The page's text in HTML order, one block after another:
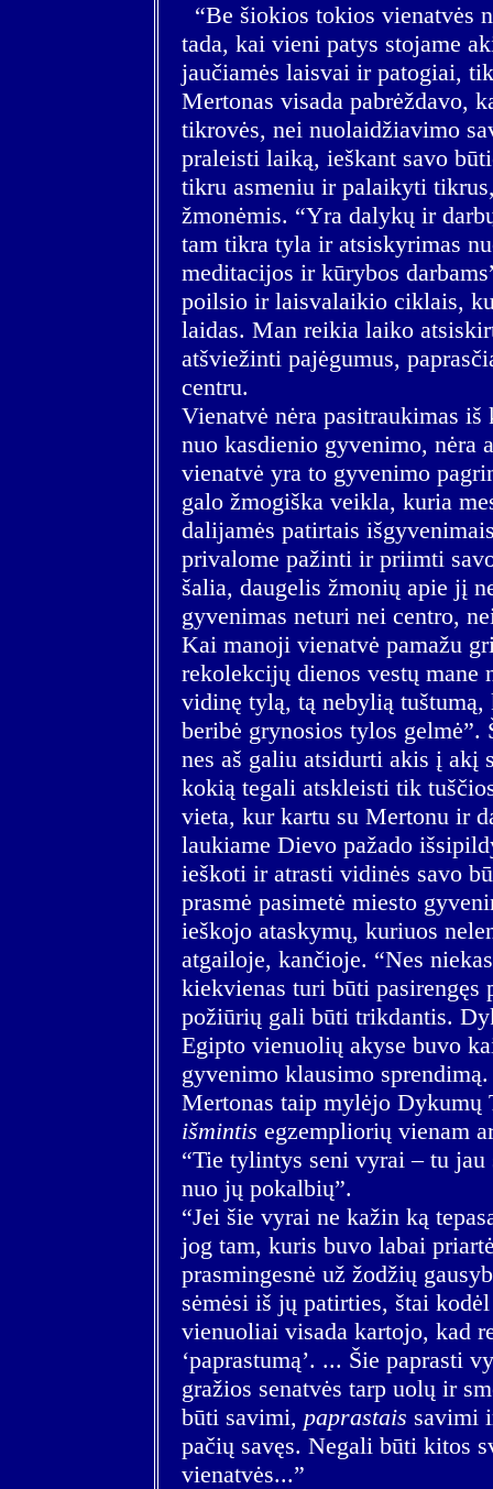
“Be šiokios tokios vienatvės
tada, kai vieni patys stojame
jaučiamės laisvai ir patogiai,
Mertonas visada pabrėždavo,
tikrovės, nei nuolaidžiavimo
praleisti laiką, ieškant savo
tikru asmeniu ir palaikyti
žmonėmis. “Yra dalykų ir
tam tikra tyla ir atsiskyrimas
meditacijos ir kūrybos
poilsio ir laisvalaikio ciklais,
laidas. Man reikia laiko
atšviežinti pajėgumus,
centru.
Vienatvė nėra pasitraukimas
nuo kasdienio gyvenimo, nėra
vienatvė yra to gyvenimo
galo žmogiška veikla, kuria
dalijamės patirtais
privalome pažinti ir priimti
šalia, daugelis žmonių apie jį
gyvenimas neturi nei centro,
Kai manoji vienatvė pamažu
rekolekcijų dienos vestų
vidinę tylą, tą nebylią
beribė grynosios tylos
nes aš galiu atsidurti akis į akį
kokią tegali atskleisti tik
vieta, kur kartu su Mertonu ir
laukiame Dievo pažado
ieškoti ir atrasti vidinės savo
prasmė pasimetė miesto
ieškojo ataskymų, kuriuos
atgailoje, kančioje. “Nes
kiekvienas turi būti
požiūrių gali būti trikdantis.
Egipto vienuolių akyse buvo
gyvenimo klausimo
Mertonas taip mylėjo Dykumų
išmintis egzempliorių vienam
“Tie tylintys seni vyrai – tu jau
nuo jų pokalbių”.
“Jei šie vyrai ne kažin ką
jog tam, kuris buvo labai
prasmingesnė už žodžių
sėmėsi iš jų patirties, štai
vienuoliai visada kartojo, kad
‘paprastumą’. ... Šie paprasti
gražios senatvės tarp uolų ir
būti savimi, paprastais savimi
pačių savęs. Negali būti kitos
vienatvės...”